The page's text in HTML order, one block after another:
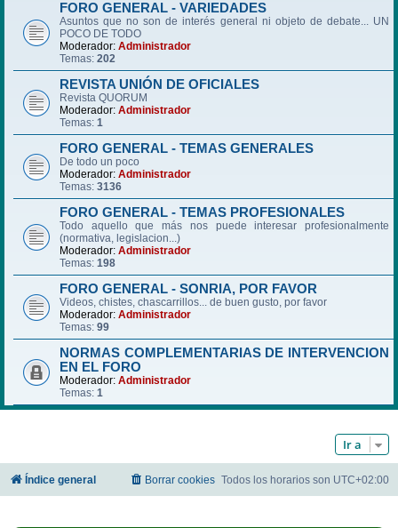
FORO GENERAL - VARIEDADES
Asuntos que no son de interés general ni objeto de debate... UN
POCO DE TODO
Moderador: Administrador
Temas: 202
REVISTA UNIÓN DE OFICIALES
Revista QUORUM
Moderador: Administrador
Temas: 1
FORO GENERAL - TEMAS GENERALES
De todo un poco
Moderador: Administrador
Temas: 3136
FORO GENERAL - TEMAS PROFESIONALES
Todo aquello que más nos puede interesar profesionalmente
(normativa, legislacion...)
Moderador: Administrador
Temas: 198
FORO GENERAL - SONRIA, POR FAVOR
Videos, chistes, chascarrillos... de buen gusto, por favor
Moderador: Administrador
Temas: 99
NORMAS COMPLEMENTARIAS DE INTERVENCION
EN EL FORO
Moderador: Administrador
Temas: 1
Ir a
Índice general Todos los horarios son UTC+02:00
Borrar cookies